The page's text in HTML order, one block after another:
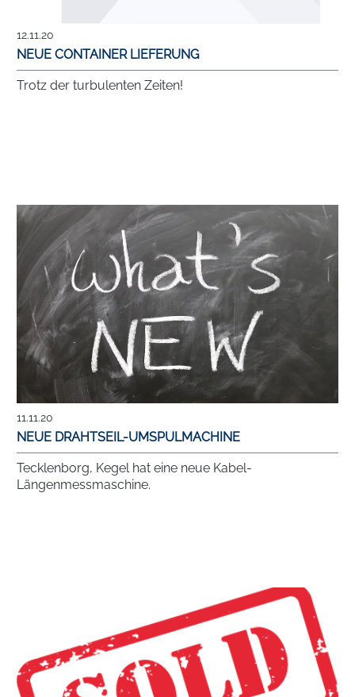
12.11.20
NEUE CONTAINER LIEFERUNG
Trotz der turbulenten Zeiten!
11.11.20
NEUE DRAHTSEIL-UMSPULMACHINE
Tecklenborg, Kegel hat eine neue Kabel-
Längenmessmaschine.